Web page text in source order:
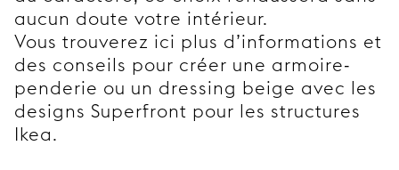
aucun doute votre intérieur.
Vous trouverez ici plus d’informations et
des conseils pour créer une armoire-
penderie ou un dressing beige avec les
designs Superfront pour les structures
Ikea.